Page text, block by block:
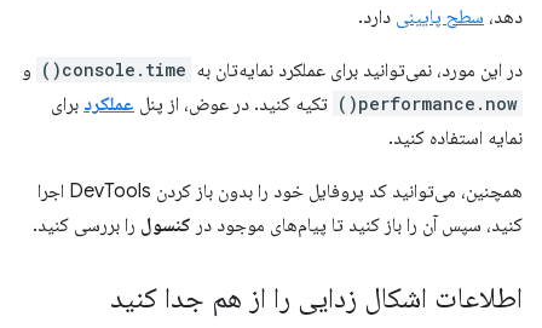
دهد، سطح پایینی دارد.
در این مورد، نمی‌توانید برای عملکرد نمایه‌تان به console.time() و
performance.now() تکیه کنید. در عوض، از پنل عملکرد برای
نمایه استفاده کنید.
همچنین، می‌توانید کد پروفایل خود را بدون باز کردن DevTools اجرا
کنید، سپس آن را باز کنید تا پیام‌های موجود در کنسول را بررسی کنید.
اطلاعات اشکال زدایی را از هم جدا کنید